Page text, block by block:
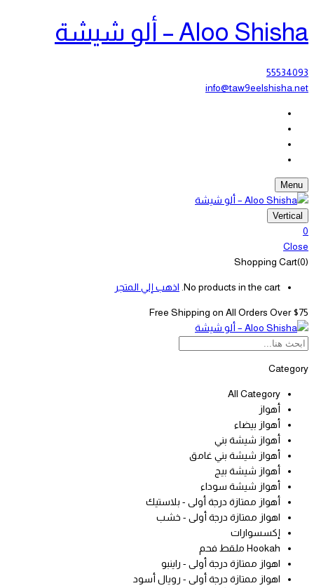
Aloo Shisha – ألو شيشة
55534093
info@taw9eelshisha.net
Menu
Vertical
0
Close
Shopping Cart(0)
No products in the cart. اذهب إلي المتجر
Free Shipping on All Orders Over $75
Category
All Category
أهواز
أهواز بيضاء
أهواز شيشة بني
أهواز شيشة بني غامق
أهواز شيشة بيج
أهواز شيشة سوداء
أهواز ممتازة درجة أولى - بلاستيك
اهواز ممتازة درجة أولى - خشب
إكسسوارات
Hookah ملقط فحم
اهواز ممتازة درجة أولى - راينبو
اهواز ممتازة درجة أولى - رويال أسود